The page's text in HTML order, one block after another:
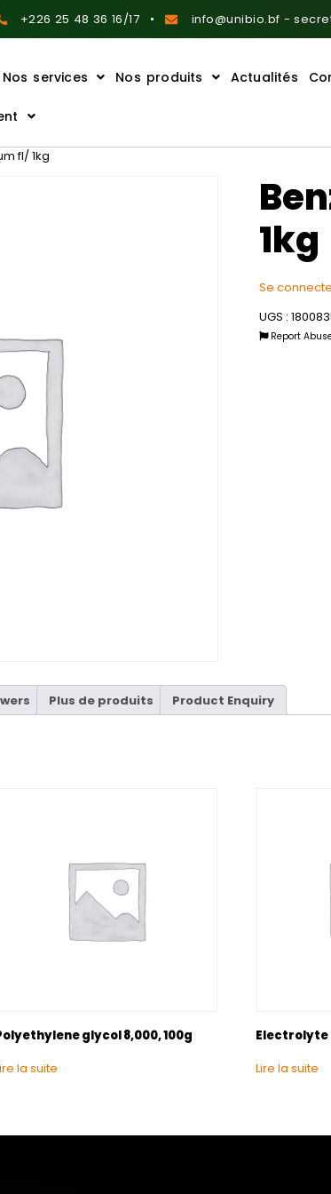
+226 25 48 36 16/17 info@unibio.bf -
Nos services Nos produits Actualités
fl/ 1kg
1kg
Se
UGS :
Report
Plus de produits Product Enquiry
glycol 8,000, 100g
la suite
Electrolyte
Lire la suite